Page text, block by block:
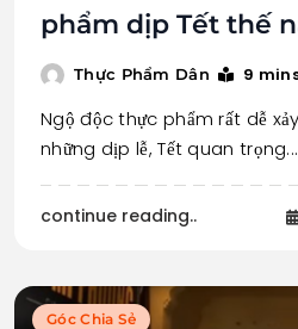
phẩm dịp Tết thế
Thực Phẩm Dân 9
Ngộ độc thực phẩm rất dễ
những dịp lễ, Tết quan
continue reading..
Góc Chia Sẻ